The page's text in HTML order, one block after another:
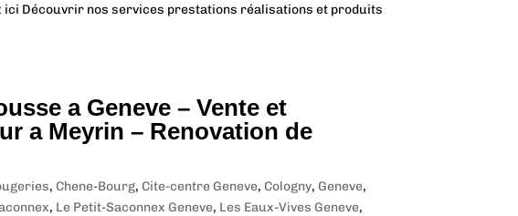
Découvrir nos services prestations réalisations et produits
a Geneve – Vente et
a Meyrin – Renovation de
, Chene-Bourg, Cite-centre Geneve, Cologny, Geneve,
, Le Petit-Saconnex Geneve, Les Eaux-Vives Geneve,